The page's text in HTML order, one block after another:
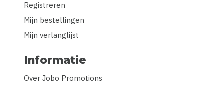
Registreren
Mijn bestellingen
Mijn verlanglijst
Informatie
Over Jobo Promotions